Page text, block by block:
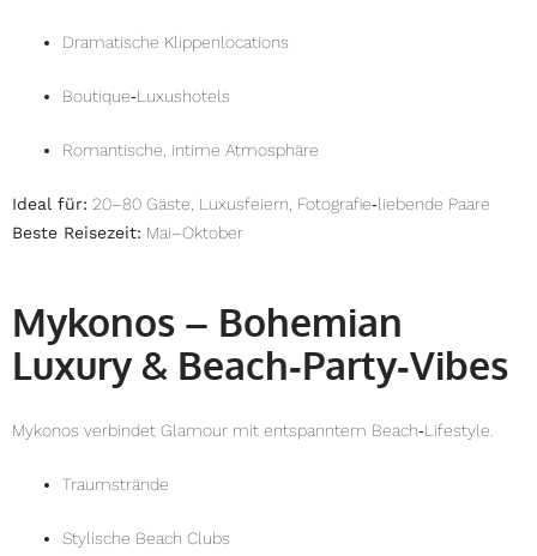
Dramatische Klippenlocations
Boutique‑Luxushotels
Romantische, intime Atmosphäre
Ideal für: 20–80 Gäste, Luxusfeiern, Fotografie‑liebende Paare
Beste Reisezeit: Mai–Oktober
Mykonos – Bohemian
Luxury & Beach‑Party‑Vibes
Mykonos verbindet Glamour mit entspanntem Beach‑Lifestyle.
Traumstrände
Stylische Beach Clubs